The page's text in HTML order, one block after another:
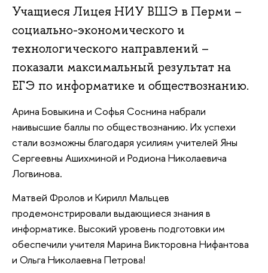
Учащиеся Лицея НИУ ВШЭ в Перми –
социально-экономического и
технологического направлений –
показали максимальный результат на
ЕГЭ по информатике и обществознанию.
Арина Бовыкина и Софья Соснина набрали
наивысшие баллы по обществознанию. Их успехи
стали возможны благодаря усилиям учителей Яны
Сергеевны Ашихминой и Родиона Николаевича
Логвинова.
Матвей Фролов и Кирилл Мальцев
продемонстрировали выдающиеся знания в
информатике. Высокий уровень подготовки им
обеспечили учителя Марина Викторовна Нифантова
и Ольга Николаевна Петрова!